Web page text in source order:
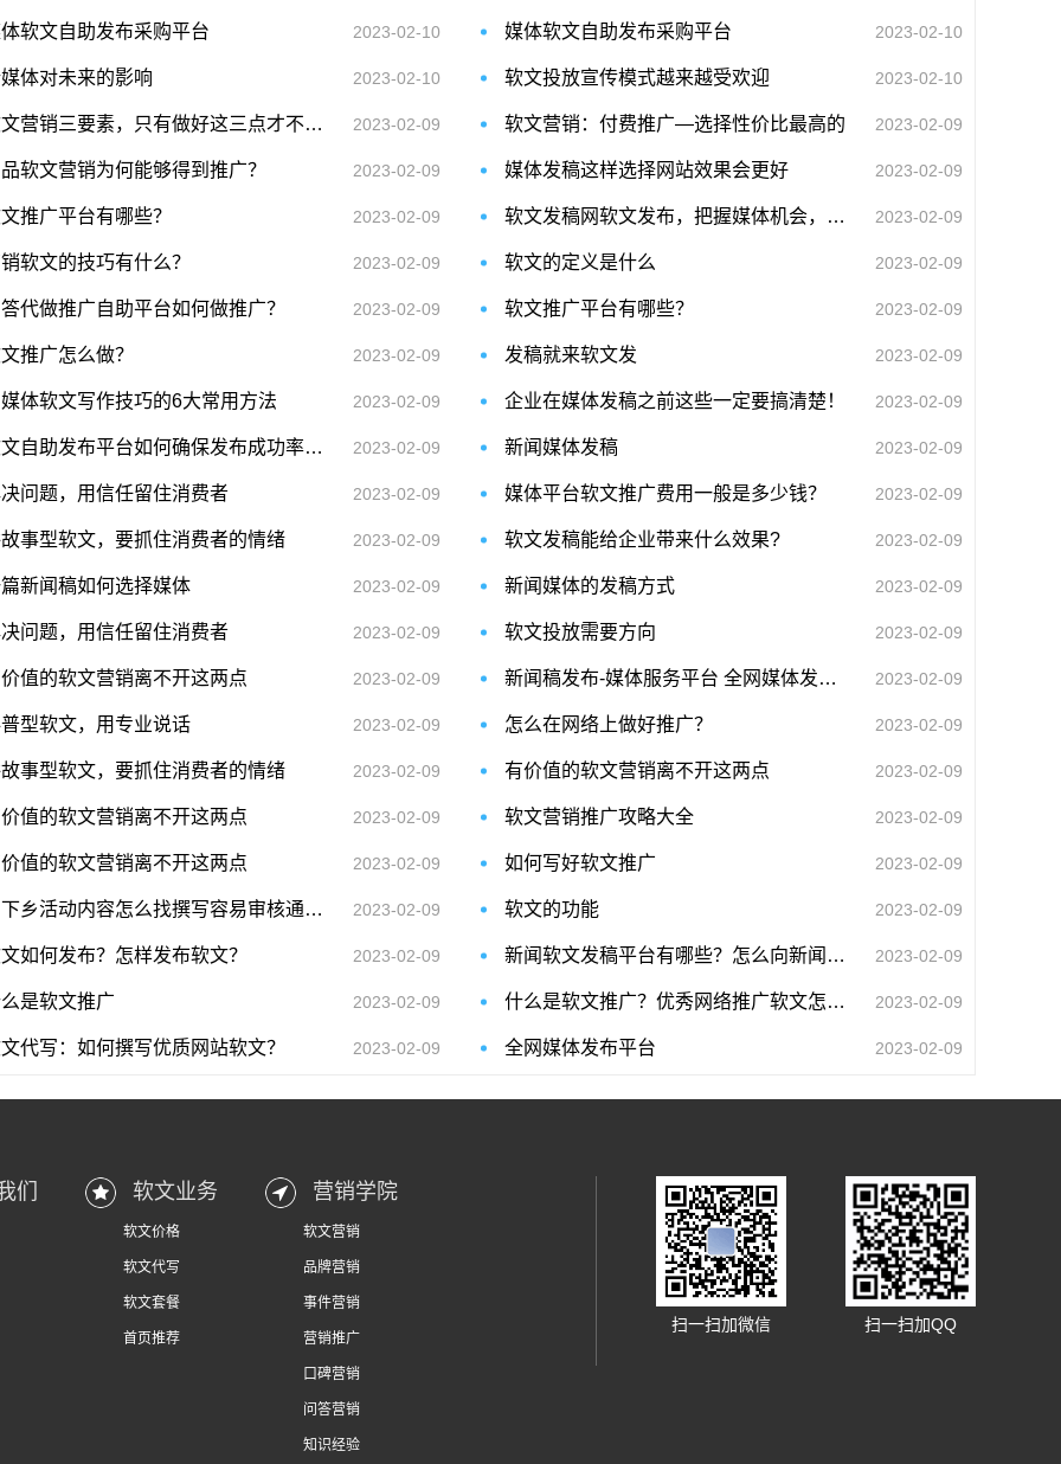
软文自助发布采购平台 2023-02-10 媒体软文自助发布采购平台 2023-02-10
体对未来的影响 2023-02-10 软文投放宣传模式越来越受欢迎 2023-02-10
软文营销三要素，只有做好这三点才不会白花钱！ 2023-02-09 软文营销：付费推广—选择性价比最高的 2023-02-09
软文营销为何能够得到推广？ 2023-02-09 媒体发稿这样选择网站效果会更好 2023-02-09
推广平台有哪些？ 2023-02-09 软文发稿网软文发布，把握媒体机会，高权重软文发布，为您保驾护航 2023-02-09
软文的技巧有什么？ 2023-02-09 软文的定义是什么 2023-02-09
代做推广自助平台如何做推广？ 2023-02-09 软文推广平台有哪些？ 2023-02-09
推广怎么做？ 2023-02-09 发稿就来软文发 2023-02-09
体软文写作技巧的6大常用方法 2023-02-09 企业在媒体发稿之前这些一定要搞清楚！ 2023-02-09
软文自助发布平台如何确保发布成功率高？ 2023-02-09 新闻媒体发稿 2023-02-09
问题，用信任留住消费者 2023-02-09 媒体平台软文推广费用一般是多少钱？ 2023-02-09
事型软文，要抓住消费者的情绪 2023-02-09 软文发稿能给企业带来什么效果? 2023-02-09
新闻稿如何选择媒体 2023-02-09 新闻媒体的发稿方式 2023-02-09
问题，用信任留住消费者 2023-02-09 软文投放需要方向 2023-02-09
值的软文营销离不开这两点 2023-02-09 新闻稿发布-媒体服务平台 全网媒体发布平台 2023-02-09
型软文，用专业说话 2023-02-09 怎么在网络上做好推广？ 2023-02-09
事型软文，要抓住消费者的情绪 2023-02-09 有价值的软文营销离不开这两点 2023-02-09
值的软文营销离不开这两点 2023-02-09 软文营销推广攻略大全 2023-02-09
值的软文营销离不开这两点 2023-02-09 如何写好软文推广 2023-02-09
三下乡活动内容怎么找撰写容易审核通过？ 2023-02-09 软文的功能 2023-02-09
如何发布？怎样发布软文？ 2023-02-09 新闻软文发稿平台有哪些？怎么向新闻媒体投稿？ 2023-02-09
是软文推广 2023-02-09 什么是软文推广？优秀网络推广软文怎么写？ 2023-02-09
代写：如何撰写优质网站软文？ 2023-02-09 全网媒体发布平台 2023-02-09
们 软文业务
软文价格
软文代写
软文套餐
首页推荐
营销学院
软文营销
品牌营销
事件营销
营销推广
口碑营销
问答营销
知识经验
扫一扫加微信 扫一扫加QQ